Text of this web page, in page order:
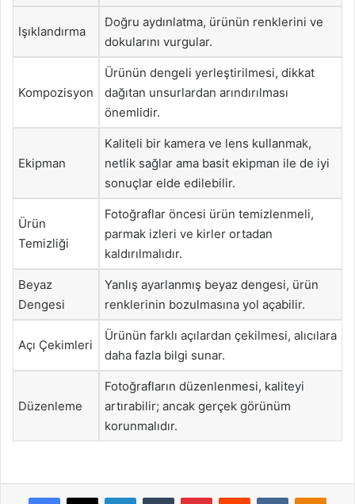
Işıklandırma
Doğru aydınlatma, ürünün renklerini ve
dokularını vurgular.
Kompozisyon
Ürünün dengeli yerleştirilmesi, dikkat
dağıtan unsurlardan arındırılması
önemlidir.
Ekipman
Kaliteli bir kamera ve lens kullanmak,
netlik sağlar ama basit ekipman ile de iyi
sonuçlar elde edilebilir.
Ürün
Temizliği
Fotoğraflar öncesi ürün temizlenmeli,
parmak izleri ve kirler ortadan
kaldırılmalıdır.
Beyaz
Dengesi
Yanlış ayarlanmış beyaz dengesi, ürün
renklerinin bozulmasına yol açabilir.
Açı Çekimleri
Ürünün farklı açılardan çekilmesi, alıcılara
daha fazla bilgi sunar.
Düzenleme
Fotoğrafların düzenlenmesi, kaliteyi
artırabilir; ancak gerçek görünüm
korunmalıdır.
Facebook
X LinkedInTumblr PinterestReddit VKontakte